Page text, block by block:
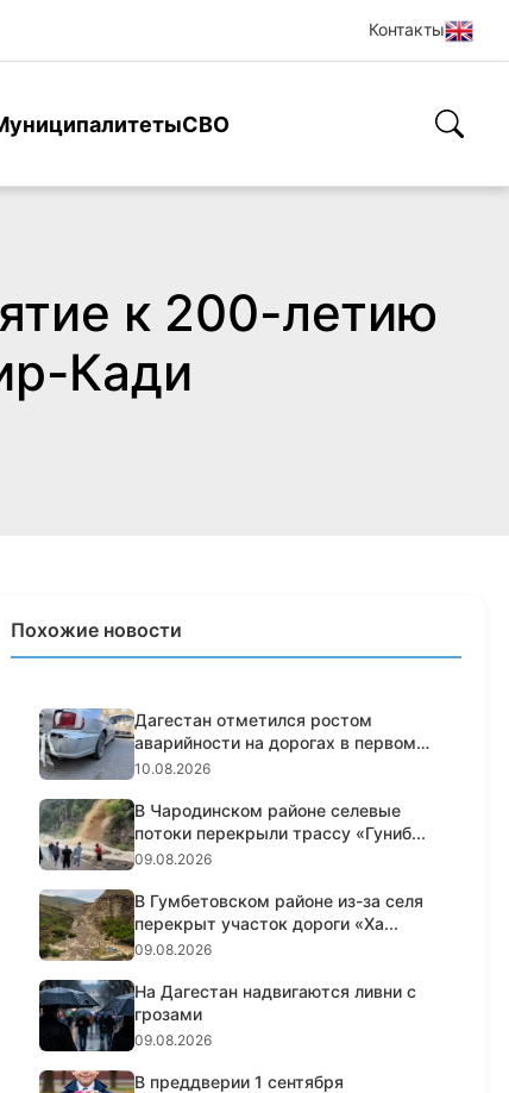
Контакты
СВО
к 200-летию
Кади
Похожие новости
Дагестан отметился ростом
аварийности на дорогах в первом
по...
10.08.2026
В Чародинском районе селевые
потоки перекрыли трассу «Гуниб...
09.08.2026
В Гумбетовском районе из-за селя
перекрыт участок дороги «Ха...
09.08.2026
На Дагестан надвигаются ливни с
грозами
09.08.2026
В преддверии 1 сентября